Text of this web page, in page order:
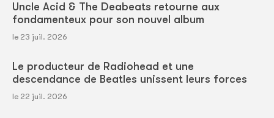
Uncle Acid & The Deabeats retourne aux
fondamenteux pour son nouvel album
le 23 juil. 2026
Le producteur de Radiohead et une
descendance de Beatles unissent leurs forces
le 22 juil. 2026